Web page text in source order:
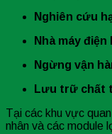
Nghiên cứu
Nhà máy
Ngừng vận
Lưu trữ chất
Tại các khu vực
nhân và các module